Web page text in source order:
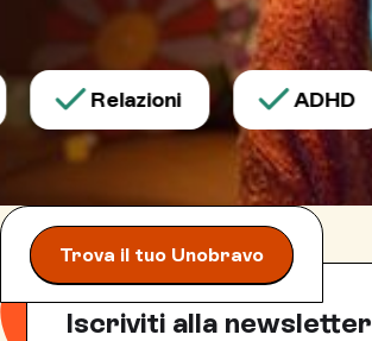
Relazioni ADHD
Trova il tuo Unobravo
Iscriviti alla newsletter